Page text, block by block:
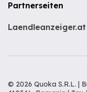
Partnerseiten
Laendleanzeiger.at
© 2026 Quoka S.R.L. |